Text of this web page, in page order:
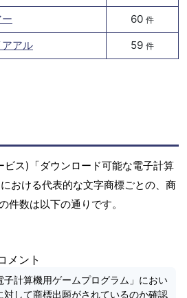
60 件
アル 59 件
ス)「ダウンロード可能な電子計算
おける代表的な文字商標ごとの、商
件数は以下の通りです。
メント
子計算機用ゲームプログラム」におい
して商標出願がされているのか確認